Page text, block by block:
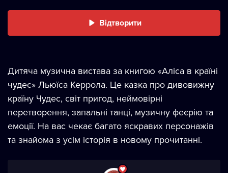
Відтворити
Дитяча музична вистава за книгою «Аліса в країні
чудес» Льюїса Керрола. Це казка про дивовижну
країну Чудес, світ пригод, неймовірні
перетворення, запальні танці, музичну феєрію та
емоції. На вас чекає багато яскравих персонажів
та знайома з усім історія в новому прочитанні.